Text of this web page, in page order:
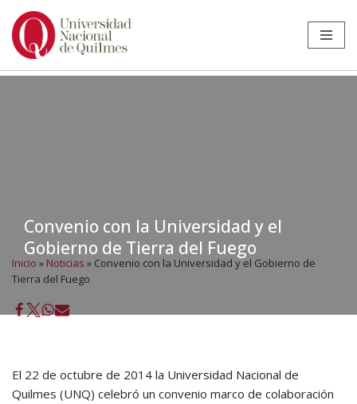
Ir
Convenio con la Universidad y el
Gobierno de Tierra del Fuego
Inicio » Noticias » Convenio con la Universidad y el Gobierno de
Tierra del Fuego
El 22 de octubre de 2014 la Universidad Nacional de
Quilmes (UNQ) celebró un convenio marco de colaboración